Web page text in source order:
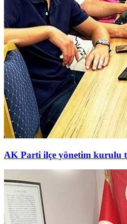
AK Parti ilçe yönetim kurulu